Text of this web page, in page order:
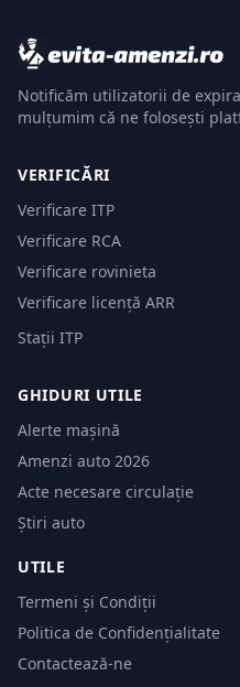
Notificăm utilizatorii de
mulțumim că ne folosești
VERIFICĂRI
Verificare ITP
Verificare RCA
Verificare rovinieta
Verificare licență ARR
Stații ITP
GHIDURI UTILE
Alerte mașină
Amenzi auto 2026
Acte necesare circulație
Știri auto
UTILE
Termeni și Condiții
Politica de Confidențialitate
Contactează-ne